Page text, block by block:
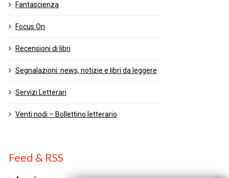
Fantascienza
Focus On
Recensioni di libri
Segnalazioni: news, notizie e libri da leggere
Servizi Letterari
Venti nodi – Bollettino letterario
Feed & RSS